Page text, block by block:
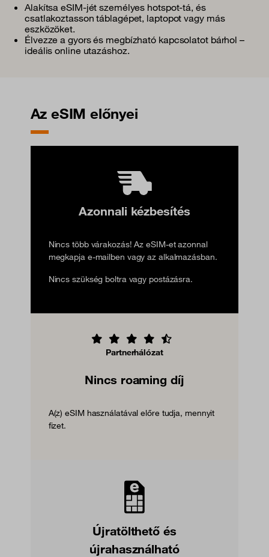
Alakítsa eSIM-jét személyes hotspot-tá, és
csatlakoztasson táblagépet, laptopot vagy más
eszközöket.
Élvezze a gyors és megbízható kapcsolatot bárhol –
ideális online utazáshoz.
Az eSIM előnyei
Azonnali kézbesítés
Nincs több várakozás! Az eSIM-et azonnal
megkapja e-mailben vagy az alkalmazásban.
Nincs szükség boltra vagy postázásra.
Partnerhálózat
Nincs roaming díj
A(z) eSIM használatával előre tudja, mennyit
fizet.
Újratölthető és
újrahasználható